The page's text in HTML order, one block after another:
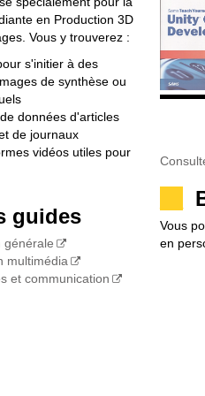
en Production 3D
Vous y trouverez :
s'initier à des
de synthèse ou
données d'articles
de journaux
vidéos utiles pour
guides
générale
multimédia
et communication
Vous
en